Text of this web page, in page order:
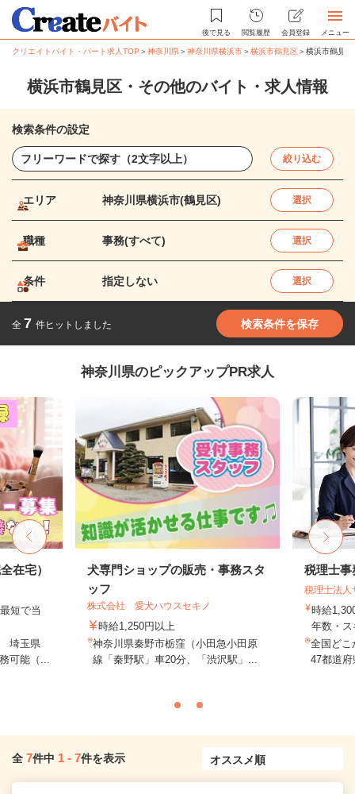
後で見る 閲覧履歴 会員登録 メニュー
クリエイトバイト・パート求人TOP ＞神奈川県＞神奈川県横浜市＞横浜市鶴見区＞横浜市鶴見
横浜市鶴見区・その他のバイト・求人情報
検索条件の設定
絞り込む
エリア 神奈川県横浜市(鶴見区) 選択
職種 事務(すべて) 選択
条件 指定しない 選択
全 7 件ヒットしました 検索条件を保存
神奈川県のピックアップPR求人
在宅）
短で当
埼玉県
可能（...
犬専門ショップの販売・事務スタ
ッフ
株式会社 愛犬ハウスセキノ
時給1,250円以上
神奈川県秦野市栃窪（小田急小田原
線「秦野駅」車20分、「渋沢駅」...
税理士事
税理士法人
時給
年数・
全国どこ
47都道
全 7件中 1 - 7件を表示